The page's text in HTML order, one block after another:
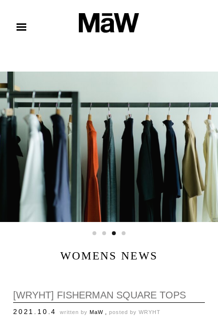
WOMENS NEWS
[WRYHT] FISHERMAN SQUARE TOPS
2021.10.4 written by MaW , posted by WRYHT